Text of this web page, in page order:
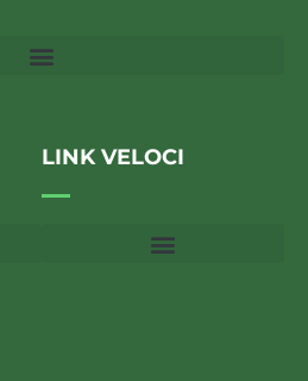
LINK VELOCI